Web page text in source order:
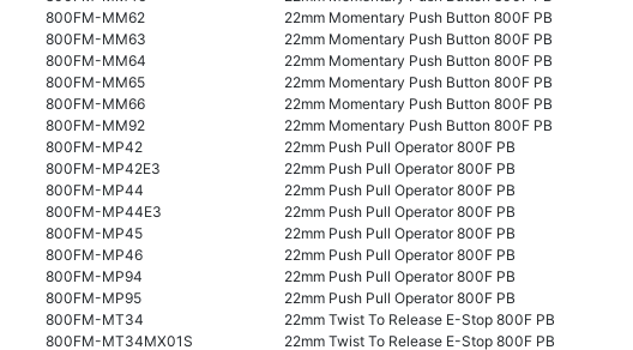
800FM-MM62
22mm Momentary Push Button 800F PB
800FM-MM63
22mm Momentary Push Button 800F PB
800FM-MM64
22mm Momentary Push Button 800F PB
800FM-MM65
22mm Momentary Push Button 800F PB
800FM-MM66
22mm Momentary Push Button 800F PB
800FM-MM92
22mm Momentary Push Button 800F PB
800FM-MP42
22mm Push Pull Operator 800F PB
800FM-MP42E3
22mm Push Pull Operator 800F PB
800FM-MP44
22mm Push Pull Operator 800F PB
800FM-MP44E3
22mm Push Pull Operator 800F PB
800FM-MP45
22mm Push Pull Operator 800F PB
800FM-MP46
22mm Push Pull Operator 800F PB
800FM-MP94
22mm Push Pull Operator 800F PB
800FM-MP95
22mm Push Pull Operator 800F PB
800FM-MT34
22mm Twist To Release E-Stop 800F PB
800FM-MT34MX01S
22mm Twist To Release E-Stop 800F PB